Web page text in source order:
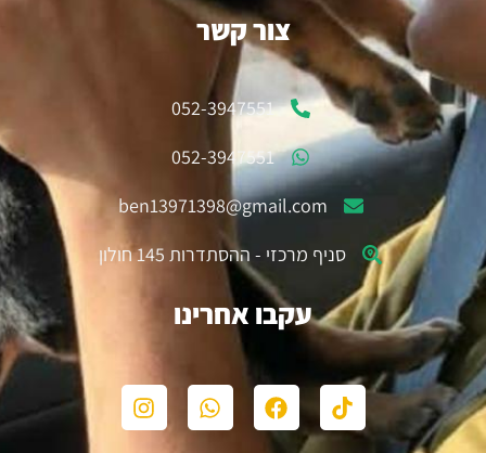
צור קשר
052-3947551
052-3947551
ben13971398@gmail.com
סניף מרכזי - ההסתדרות 145 חולון
עקבו אחרינו